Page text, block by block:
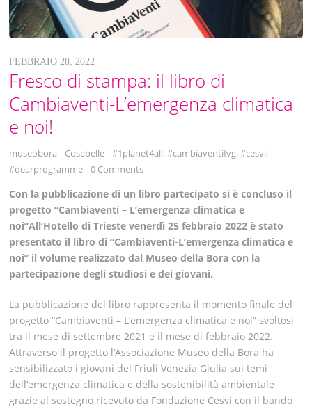
b
o
oe
m
a
FEBBRAIO 28, 2022
Fresco di stampa: il libro di
Cambiaventi-L’emergenza climatica
e noi!
museobora Cosebelle #1planet4all,#cambiaventifvg,#cesvi,
#dearprogramme
0 Comments
Con la pubblicazione di un libro partecipato si è concluso il
progetto“Cambiaventi – L’emergenza climatica e
noi”All’Hotello di Trieste venerdì 25 febbraio 2022 è stato
presentato il libro di “Cambiaventi-L’emergenza climatica e
noi” il volume realizzato dal Museo della Bora con la
partecipazione degli studiosi e dei giovani.
La pubblicazione del libro rappresenta il momento finale del
progetto “Cambiaventi – L’emergenza climatica e noi” svoltosi
tra il mese di settembre 2021 e il mese di febbraio 2022.
Attraverso il progetto l’Associazione Museo della Bora ha
sensibilizzato i giovani del Friuli Venezia Giulia sui temi
dell’emergenza climatica e della sostenibilità ambientale
grazie al sostegno ricevuto da Fondazione Cesvi con il bando